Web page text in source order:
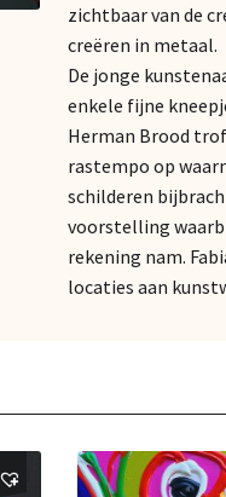
zichtbaar van de
creëren in metaal.
De jonge
enkele fijne
Herman Brood
rastempo op
schilderen
voorstelling
rekening nam.
locaties aan